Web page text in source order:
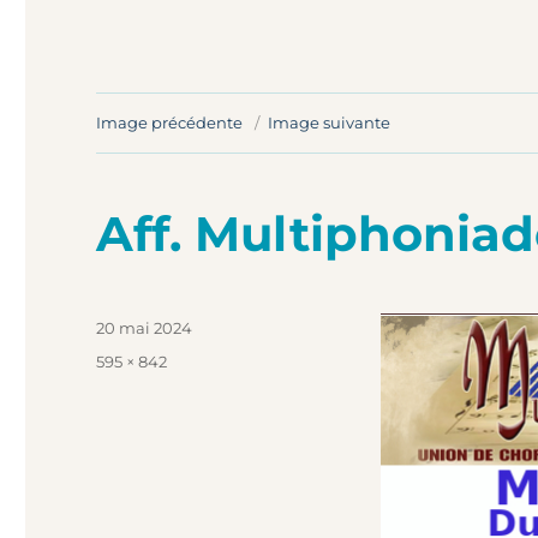
Image précédente Image suivante
Aff.
Publié
le
20 mai 2024
Taille
595 × 842